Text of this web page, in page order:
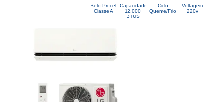
Selo Procel
Classe A
Capacidade
12.000
BTUS
Ciclo
Quente/Frio
Voltagem
220v